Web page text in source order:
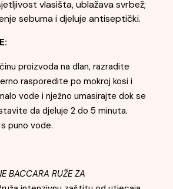
vlasišta, ublažava svrbež;
sebuma i djeluje antiseptički.
proizvoda na dlan, razradite
rasporedite po mokroj kosi i
vode i nježno umasirajte dok se
da djeluje 2 do 5 minuta.
puno vode.
BACCARA RUŽE ZA